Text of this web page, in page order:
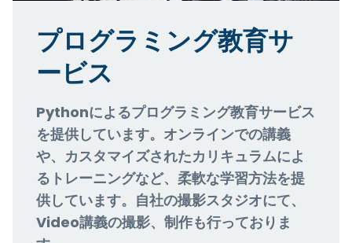
プログラミング教育サ
ービス
Pythonによるプログラミング教育サービス
を提供しています。オンラインでの講義
や、カスタマイズされたカリキュラムによ
るトレーニングなど、柔軟な学習方法を提
供しています。自社の撮影スタジオにて、
Video講義の撮影、制作も行っておりま